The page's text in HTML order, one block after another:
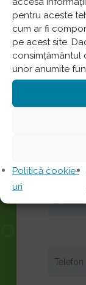
pentru aceste
cum ar fi
pe acest site.
consimțământul
unor anumite
Politică cookie-
uri
Pentru a